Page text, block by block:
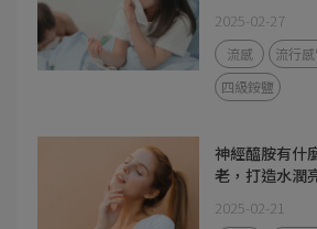
2025-02-27
流感 流行
四級銨鹽
神經醯胺有什
老，打造水潤
2025-02-21